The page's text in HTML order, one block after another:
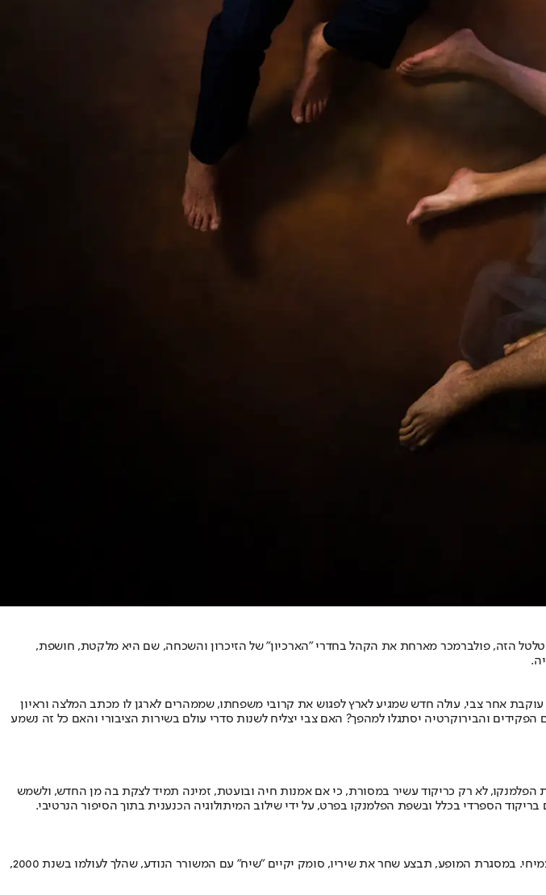
הזה, פולברמכר מארחת את הקהל בחדרי "הארכיון" של הזיכרון והשכחה, שם היא מלקטת, חושפת,
שנה להולדתו של הסאטיריקן הנודע. הסדרה עוקבת אחר צבי, עולה חדש שמגיע לארץ לפגוש את קרובי משפחתו, שממהרים לארגן לו מכתב המלצה וראיון
והבירוקרטיה יסתגלו למהפך? האם צבי יצליח לשנות סדרי עולם בשירות הציבורי והאם כל זה נשמע
שמציעה אמנות הפלמנקו, לא רק כריקוד עשיר במסורת, כי אם אמנות חיה ובועטת, זמינה תמיד לצקת בה מן החדש, ולשמש
הספרדי בכלל ובשפת הפלמנקו בפרט, על ידי שילוב המיתולוגיה הכנענית בתוך הסיפור הנרטיבי.
הזמרת רונית שחר, המשורר רוני סומק והמרצה פרופ' ניצה בן דב יעלו על הבמה ויעסקו ירושלים ביצירותיו של עמיחי. במסגרת המופע, תבצע שחר את שיריו, סומק יקיים "שיח" עם המשורר הנודע, שהלך לעולמו בשנת 2000,